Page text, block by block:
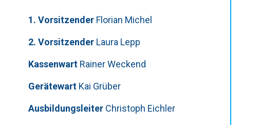
1. Vorsitzender Florian Michel
Bitte lasse dieses Feld leer.
2. Vorsitzender Laura Lepp
Kassenwart Rainer Weckend
Gerätewart Kai Grüber
Telefon: 0179-5300111
Ausbildungsleiter Christoph Eichler